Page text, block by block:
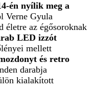
én nyílik meg a
Verne Gyula
életre az égősoroknak
LED izzót
mellett
és retro
darabja
kialakított